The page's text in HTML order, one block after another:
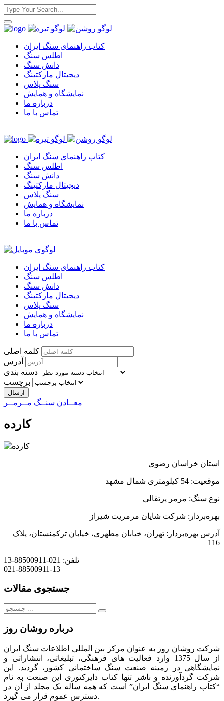
کتاب راهنمای سنگ ایران
اطلس سنگ
دانش سنگ
دیجیتال مارکتینگ
سنگ پلاس
نمایشگاه و همایش
درباره ما
تماس با ما
کتاب راهنمای سنگ ایران
اطلس سنگ
دانش سنگ
دیجیتال مارکتینگ
سنگ پلاس
نمایشگاه و همایش
درباره ما
تماس با ما
کتاب راهنمای سنگ ایران
اطلس سنگ
دانش سنگ
دیجیتال مارکتینگ
سنگ پلاس
نمایشگاه و همایش
درباره ما
تماس با ما
کلمه اصلی
آدرس
دسته بندی
برچسب
معــادن سنــگ مــرمــر
كارده
استان خراسان رضوی
موقعيت: 54 كيلومتری شمال مشهد
نوع سنگ: مرمر پرتقالی
بهرهبردار: شركت شایان مرمریت شيراز
آدرس بهرهبردار: تهران، خيابان مطهری، خيابان تركمنستان، پلاک
116
تلفن: 021-88500911-13
021-88500911-13
جستجوی مقالات
جستجو
درباره روشان روز
شرکت روشان روز به عنوان مرکز بین المللی اطلاعات سنگ ایران
از سال 1375 وارد فعالیت های فرهنگی، تبلیغاتی، انتشاراتی و
نمایشگاهی در زمینه صنعت سنگ ساختمانی کشور، گردید. این
شرکت گردآورنده و ناشر تنها کتاب دایرکتوری این صنعت به نام
“کتاب راهنمای سنگ ایران” است که همه ساله یک مجلد از آن در
دسترس عموم قرار می گیرد.